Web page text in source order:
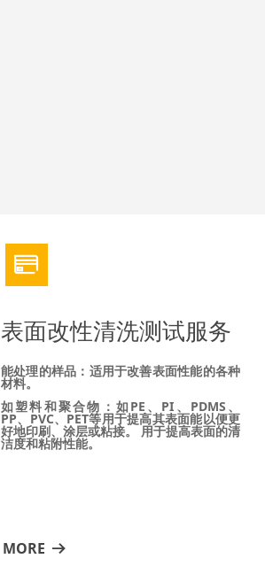
表面改性清洗测试服务
能处理的样品：适用于改善表面性能的各种
材料。
如塑料和聚合物：如PE、PI、PDMS、
PP、PVC、PET等用于提高其表面能以便更
好地印刷、涂层或粘接。 用于提高表面的清
洁度和粘附性能。
ꀔ
MORE 뀠